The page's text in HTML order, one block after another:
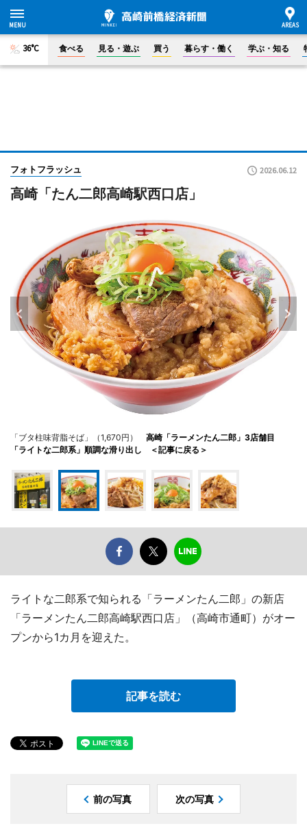
36°C 食べる 見る・遊ぶ 買う 暮らす・働く 学ぶ・知る
フォトフラッシュ 2026.06.12
高崎「たん二郎高崎駅西口店」
「ブタ柱味背脂そば」（1,670円） 高崎「ラーメンたん二郎」3店舗目
「ライトな二郎系」順調な滑り出し ＜記事に戻る＞
ライトな二郎系で知られる「ラーメンたん二郎」の新店
「ラーメンたん二郎高崎駅西口店」（高崎市通町）がオー
プンから1カ月を迎えた。
記事を読む
前の写真 次の写真